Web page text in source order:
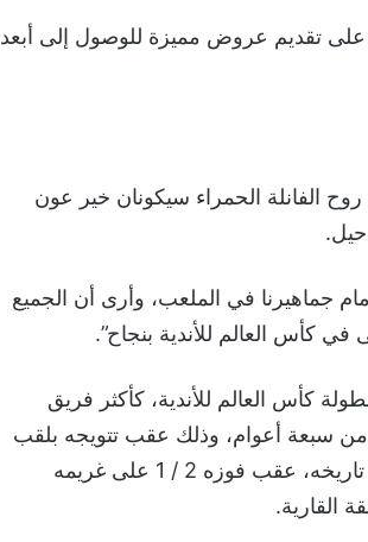
على تقديم عروض مميزة للوصول إلى أبعد
الفانلة الحمراء سيكونان خير عون
جماهيرنا في الملعب، وأرى أن الجميع
كأس العالم للأندية بنجاح”.
كأس العالم للأندية، كأكثر فريق
سبعة أعوام، وذلك عقب تتويجه بلقب
دوري أبطال أفريقيا العام الماضي للمرة التاسعة في تاريخه، عقب فوزه 2 / 1 على غريمه
القارية.